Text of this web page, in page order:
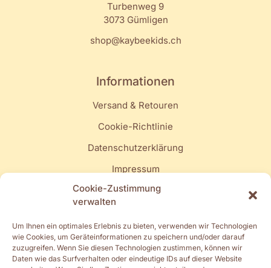
Cookie-Zustimmung
verwalten
Um Ihnen ein optimales Erlebnis zu bieten, verwenden wir Technologien
wie Cookies, um Geräteinformationen zu speichern und/oder darauf
zuzugreifen. Wenn Sie diesen Technologien zustimmen, können wir
Daten wie das Surfverhalten oder eindeutige IDs auf dieser Website
Turbenweg 9
3073 Gümligen
shop@kaybeekids.ch
Informationen
Versand & Retouren
Cookie-Richtlinie
Datenschutzerklärung
Impressum
Quick Links
Mein Konto
Turnschläppli